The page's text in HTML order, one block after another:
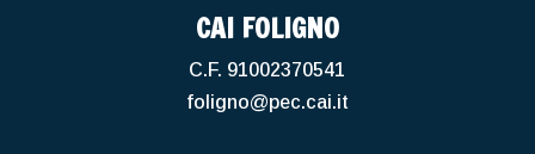
CAI FOLIGNO
C.F. 91002370541
foligno@pec.cai.it